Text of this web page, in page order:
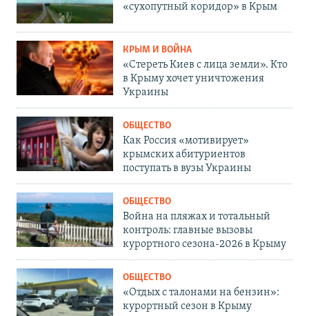
«сухопутный коридор» в Крым
КРЫМ И ВОЙНА
«Стереть Киев с лица земли». Кто
в Крыму хочет уничтожения
Украины
ОБЩЕСТВО
Как Россия «мотивирует»
крымских абитуриентов
поступать в вузы Украины
ОБЩЕСТВО
Война на пляжах и тотальный
контроль: главные вызовы
курортного сезона-2026 в Крыму
ОБЩЕСТВО
«Отдых с талонами на бензин»:
курортный сезон в Крыму